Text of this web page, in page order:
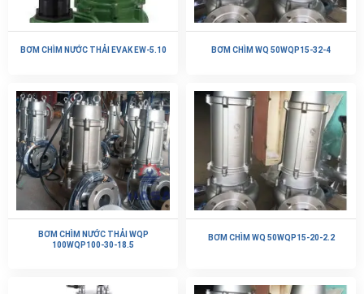
BƠM CHÌM NƯỚC THẢI EVAK EW-5.10 BƠM CHÌM WQ 50WQP15-32-4
BƠM CHÌM NƯỚC THẢI WQP
100WQP100-30-18.5
BƠM CHÌM WQ 50WQP15-20-2.2